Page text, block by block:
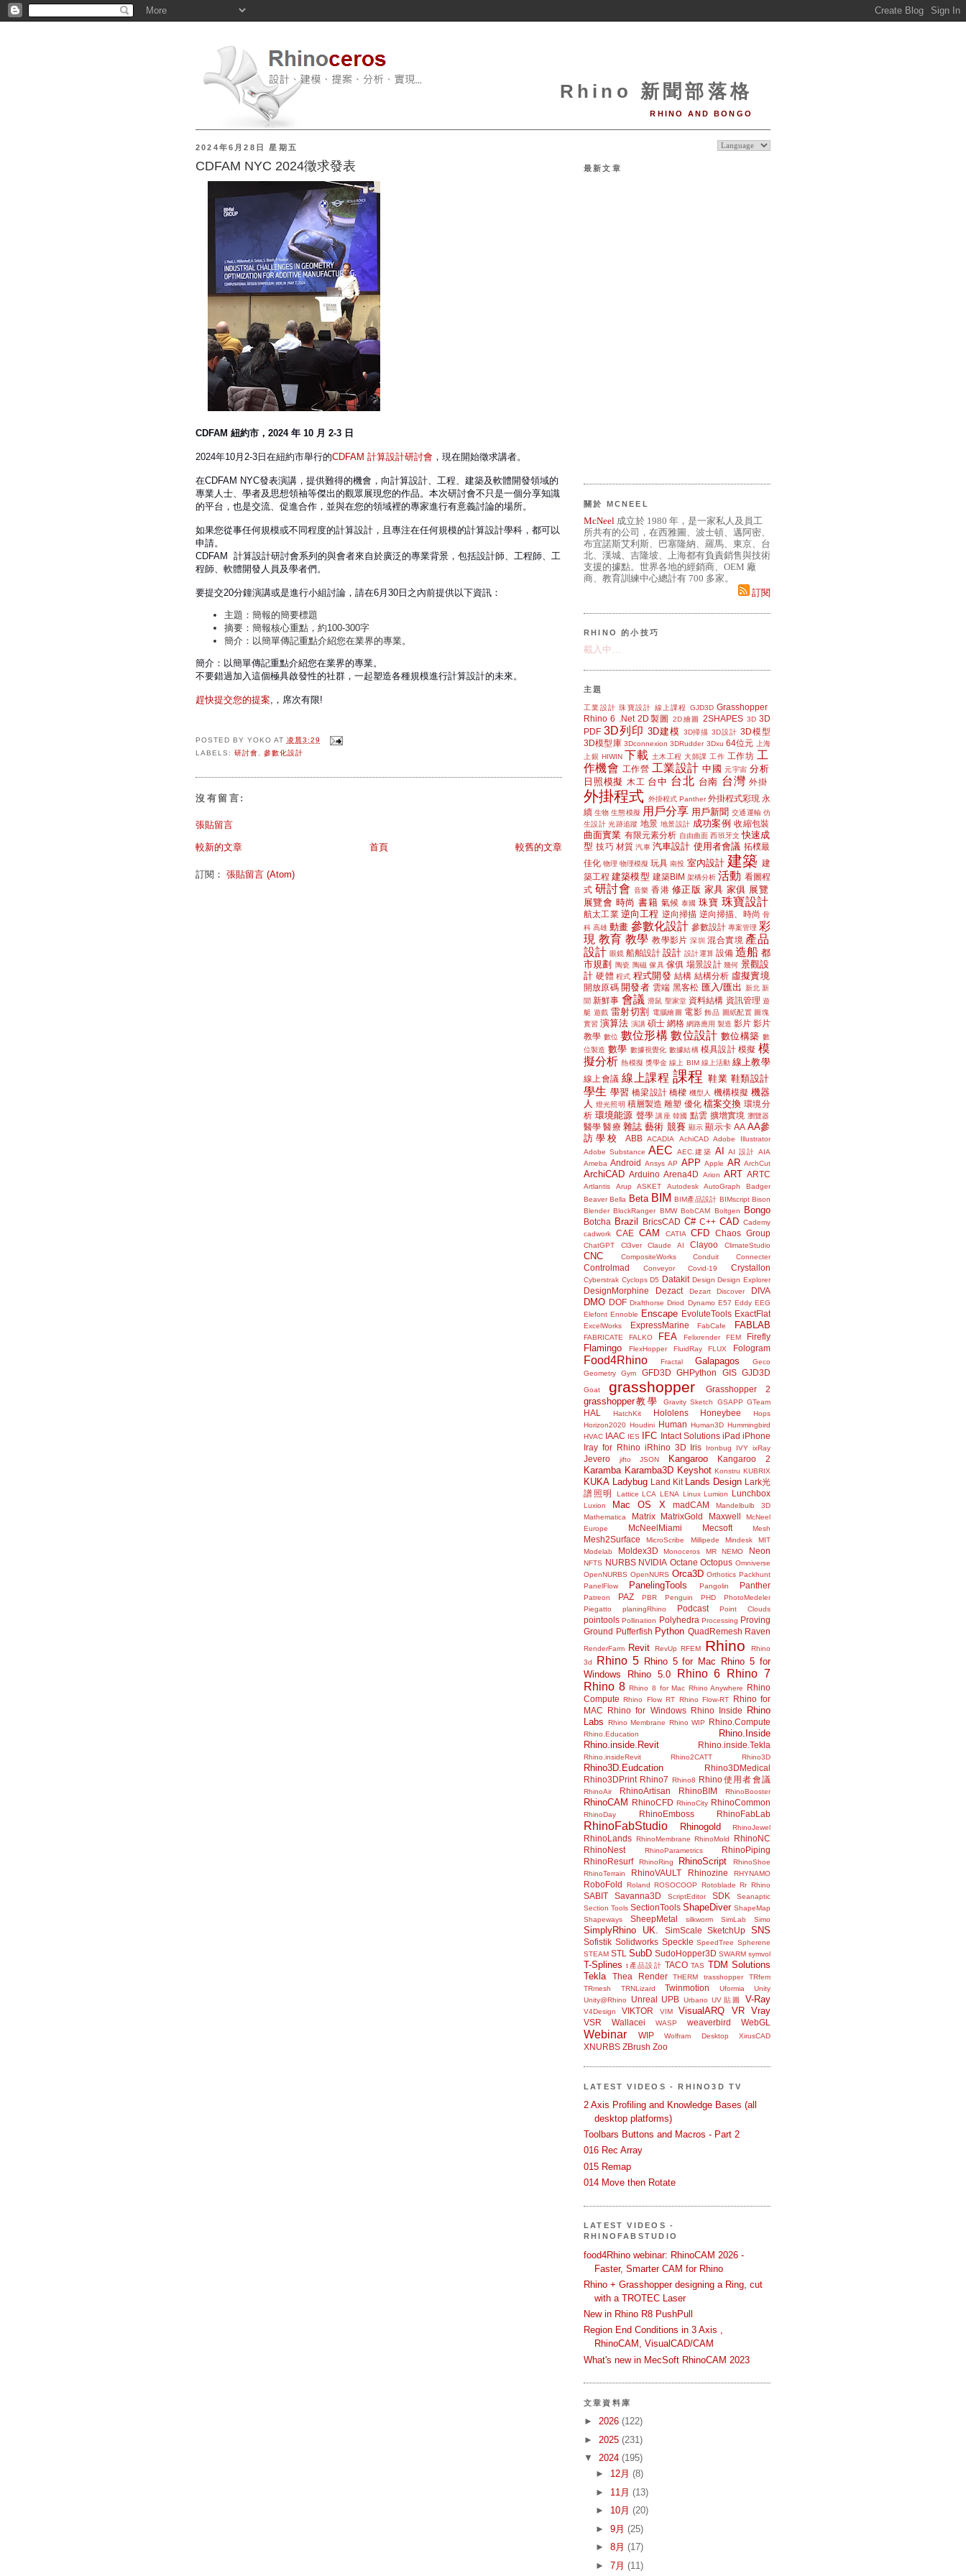
Rhino 新聞部落格
RHINO AND BONGO
2024年6月28日 星期五
CDFAM NYC 2024徵求發表
CDFAM 紐約市，2024 年 10 月 2-3 日
2024年10月2-3日在紐約市舉行的CDFAM 計算設計研討會 ，現在開始徵求講者。
在CDFAM NYC發表演講，提供難得的機會，向計算設計、工程、建築及軟體開發領域的
專業人士、學者及思想領袖等傑出的觀眾展現您的作品。本次研討會不只是一個分享知識
的平台，也是交流、促進合作，並與在您的領域裡的專家進行有意義討論的場所。
如果您從事任何規模或不同程度的計算設計，且專注在任何規模的計算設計學科，都可以
申請。
CDFAM 計算設計研討會系列的與會者來自於廣泛的專業背景，包括設計師、工程師、工
程師、軟體開發人員及學者們。
要提交20分鐘演講或是進行小組討論，請在6月30日之內前提供以下資訊：
主題：簡報的簡要標題
摘要：簡報核心重點，約100-300字
簡介：以簡單傳記重點介紹您在業界的專業。
簡介：以簡單傳記重點介紹您在業界的專業。
不要錯過加入這個極具啟發性的社群，一起塑造各種規模進行計算設計的未來。
趕快提交您的提案,，席次有限!
POSTED BY YOKO AT 凌晨3:29
LABELS: 研討會, 參數化設計
沒有留言:
張貼留言
較新的文章 較舊的文章
首頁
訂閱： 張貼留言 (Atom)
最新文章
關於 MCNEEL
McNeel 成立於 1980 年，是一家私人及員工
所共有的公司，在西雅圖、波士頓、邁阿密、
布宜諾斯艾利斯、巴塞隆納、羅馬、東京、台
北、漢城、吉隆坡、上海都有負責銷售與技術
支援的據點。世界各地的經銷商、OEM 廠
商、教育訓練中心總計有 700 多家。
訂閱
RHINO 的小技巧
載入中…
主題
工業設計 珠寶設計 線上課程 GJD3D Grasshopper
Rhino 6
.Net 2D製圖 2D繪圖 2SHAPES 3D 3D
PDF 3D列印 3D建模 3D掃描 3D設計 3D模型
3D模型庫 3Dconnexion 3DRudder 3Dxu 64位元
上海
上銀 HIWIN 下載 土木工程 大師課 工作 工作坊 工
作機會 工作營 工業設計 中國 元宇宙 分析
日照模擬
木工 台中 台北 台南 台灣 外掛
外掛程式 外掛程式 Panther 外掛程式彩現 永
續 生物 生態模擬 用戶分享 用戶新聞 交通運輸 仿
生設計 光跡追蹤 地景 地景設計 成功案例 收縮包裝
曲面實業 有限元素分析 自由曲面 西班牙文 快速成
型 技巧 材質 汽車 汽車設計 使用者會議 拓樸最
佳化 物理 物理模擬 玩具 南投 室內設計 建築 建
築工程 建築模型 建築BIM 架構分析 活動 看圖程
式 研討會 音樂 香港 修正版 家具 家俱 展覽
展覽會 時尚 書籍 氣候 泰國 珠寶 珠寶設計
航太工業 逆向工程 逆向掃描 逆向掃描、時尚 骨
科 高雄 動畫 參數化設計 參數設計 專案管理 彩
現 教育 教學 教學影片 深圳 混合實境 產品
設計 眼鏡 船舶設計 設計 設計運算 設備 造船 都
市規劃 陶瓷 陶磁 傢具 傢俱 場景設計 幾何 景觀設
計 硬體 程式 程式開發 結構 結構分析 虛擬實境
開放原碼 開發者 雲端 黑客松 匯入/匯出 新北 新
聞 新鮮事 會議 滑鼠 聖家堂 資料結構 資訊管理 遊
艇 遊戲 雷射切割 電腦繪圖 電影 飾品 圖紙配置 圖塊
實習 演算法 演講 碩士 網格 網路應用 製造 影片 影片
教學 數位 數位形構 數位設計 數位構築 數
位製造 數學 數據視覺化 數據結構 模具設計 模擬 模
擬分析 熱模擬 獎學金 線上 BIM 線上活動 線上教學
線上會議 線上課程 課程 鞋業 鞋類設計
學生 學習 橋梁設計 橋樑 機型人 機構模擬 機器
人
燈光照明 積層製造 雕塑 優化 檔案交換 環境分
析 環境能源 聲學 講座 韓國 點雲 擴增實境 瀏覽器
醫學 醫療 雜誌 藝術 競賽 顯示 顯示卡 AA AA參
訪學校
ABB ACADIA AchiCAD
Adobe Illustrator
Adobe Substance AEC AEC.建築 AI AI 設計 AIA
Ameba Android Ansys AP APP Apple AR ArchCut
ArchiCAD Arduino Arena4D Arion ART ARTC
Artlantis Arup ASKET Autodesk AutoGraph
Badger
Beaver Bella Beta BIM BIM產品設計 BIMscript Bison
Blender BlockRanger BMW BobCAM Boltgen Bongo
Botcha Brazil BricsCAD C# C++ CAD Cademy
cadwork
CAE CAM CATIA CFD Chaos Group
ChatGPT Cl3ver Claude AI Clayoo ClimateStudio
CNC CompositeWorks Conduit Connecter
Controlmad Conveyor Covid-19 Crystallon
Cyberstrak Cyclops D5 Datakit Design Design Explorer
DesignMorphine Dezact Dezart Discover DIVA
DMO DOF Drafthorse Driod Dynamo E57 Eddy EEG
Elefont Ennoble Enscape EvoluteTools ExactFlat
ExcelWorks ExpressMarine FabCafe FABLAB
FABRICATE FALKO FEA Felixrender FEM Firefly
Flamingo FlexHopper FluidRay FLUX Fologram
Food4Rhino Fractal Galapagos
Geco
Geometry Gym
GFD3D GHPython GIS GJD3D
Goat grasshopper Grasshopper 2
grasshopper教學 Gravity Sketch GSAPP GTeam
HAL HatchKit Hololens Honeybee
Hops
Horizon2020 Houdini Human Human3D Hummingbird
HVAC IAAC IES IFC Intact Solutions iPad iPhone
Iray for Rhino iRhino 3D Iris Ironbug IVY ixRay
Jevero jifto JSON Kangaroo Kangaroo 2
Karamba Karamba3D Keyshot Konstru KUBRIX
KUKA Ladybug Land Kit Lands Design Lark光
譜照明
Lattice LCA LENA Linux Lumion Lunchbox
Luxion Mac OS X madCAM
Mandelbulb 3D
Mathematica
Matrix MatrixGold Maxwell
McNeel
Europe
McNeelMiami Mecsoft Mesh
Mesh2Surface MicroScribe Millipede Mindesk
MIT
Modelab
Moldex3D Monoceros MR NEMO Neon
NFTS NURBS NVIDIA Octane Octopus Omniverse
OpenNURBS OpenNURS Orca3D Orthotics Packhunt
PanelFlow
PanelingTools Pangolin Panther
Patreon PAZ PBR Penguin PHD
PhotoMedeler
Piegatto
planingRhino Podcast Point Clouds
pointools Pollination Polyhedra Processing Proving
Ground Pufferfish Python QuadRemesh Raven
RenderFarm Revit RevUp RFEM Rhino
Rhino
3d
Rhino 5 Rhino 5 for Mac Rhino 5 for
Windows
Rhino 5.0 Rhino 6
Rhino 7
Rhino 8 Rhino 8 for Mac Rhino Anywhere
Rhino
Compute Rhino Flow RT Rhino Flow-RT
Rhino for
MAC
Rhino for Windows Rhino Inside
Rhino
Labs
Rhino Membrane Rhino WIP Rhino.Compute
Rhino.Education
Rhino.Inside
Rhino.inside.Revit
Rhino.inside.Tekla
Rhino.insideRevit Rhino2CATT Rhino3D
Rhino3D.Eudcation
Rhino3DMedical
Rhino3DPrint Rhino7 Rhino8 Rhino使用者會議
RhinoAir RhinoArtisan RhinoBIM RhinoBooster
RhinoCAM RhinoCFD RhinoCity RhinoCommon
RhinoDay RhinoEmboss RhinoFabLab
RhinoFabStudio Rhinogold RhinoJewel
RhinoLands RhinoMembrane RhinoMold
RhinoNC
RhinoNest
RhinoParametrics
RhinoPiping
RhinoResurf
RhinoRing RhinoScript
RhinoShoe
RhinoTerrain
RhinoVAULT Rhinozine RHYNAMO
RoboFold Roland ROSOCOOP Rotoblade Rr Rhino
SABIT Savanna3D ScriptEditor SDK
Seanaptic
Section Tools SectionTools ShapeDiver ShapeMap
Shapeways
SheepMetal silkworm SimLab Simo
SimplyRhino UK. SimScale SketchUp SNS
Sofistik Solidworks Speckle SpeedTree Spherene
STEAM STL SubD SudoHopper3D SWARM symvol
T-Splines t產品設計 TACO TAS TDM Solutions
Tekla
Thea Render THERM trasshopper
TRfem
TRmesh
TRNLizard Twinmotion Uformia
Unity
Unity@Rhino
Unreal UPB Urbano UV貼圖 V-Ray
V4Design VIKTOR VIM VisualARQ VR Vray
VSR Wallacei WASP weaverbird WebGL
Webinar WIP Wolfram Desktop XirusCAD
XNURBS ZBrush Zoo
LATEST VIDEOS - RHINO3D TV
2 Axis Profiling and Knowledge Bases (all
desktop platforms)
Toolbars Buttons and Macros - Part 2
016 Rec Array
015 Remap
014 Move then Rotate
LATEST VIDEOS -
RHINOFABSTUDIO
food4Rhino webinar: RhinoCAM 2026 -
Faster, Smarter CAM for Rhino
Rhino + Grasshopper designing a Ring, cut
with a TROTEC Laser
New in Rhino R8 PushPull
Region End Conditions in 3 Axis ,
RhinoCAM, VisualCAD/CAM
What's new in MecSoft RhinoCAM 2023
文章資料庫
► 2026 (122)
► 2025 (231)
▼ 2024 (195)
► 12月 (8)
► 11月 (13)
► 10月 (20)
► 9月 (25)
► 8月 (17)
► 7月 (11)